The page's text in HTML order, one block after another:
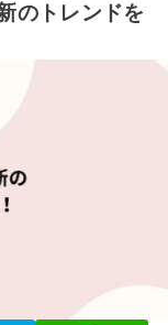
のトレンドを